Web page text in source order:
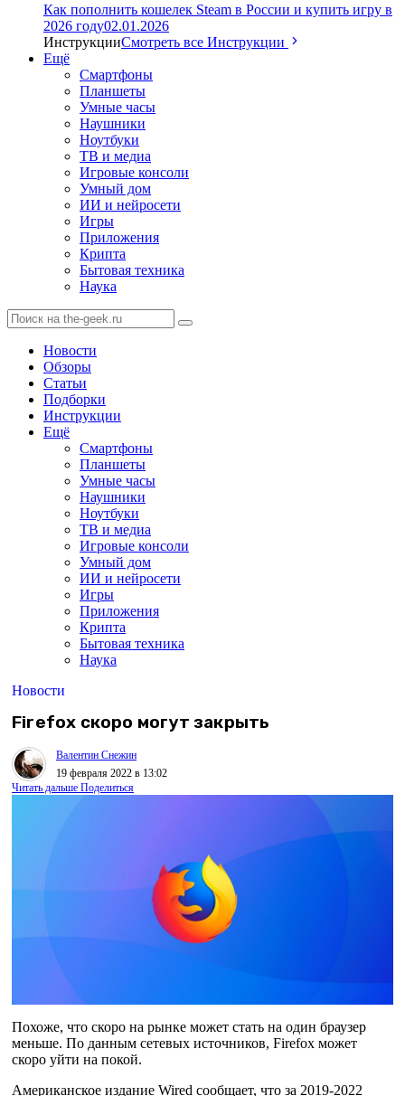
Как пополнить кошелек Steam в России и купить игру в
2026 году02.01.2026
ИнструкцииСмотреть все Инструкции
Ещё
Смартфоны
Планшеты
Умные часы
Наушники
Ноутбуки
ТВ и медиа
Игровые консоли
Умный дом
ИИ и нейросети
Игры
Приложения
Крипта
Бытовая техника
Наука
Новости
Обзоры
Статьи
Подборки
Инструкции
Ещё
Смартфоны
Планшеты
Умные часы
Наушники
Ноутбуки
ТВ и медиа
Игровые консоли
Умный дом
ИИ и нейросети
Игры
Приложения
Крипта
Бытовая техника
Наука
Новости
Firefox скоро могут закрыть
Валентин Снежин
19 февраля 2022 в 13:02
Читать дальше Поделиться
Похоже, что скоро на рынке может стать на один браузер
меньше. По данным сетевых источников, Firefox может
скоро уйти на покой.
Американское издание Wired сообщает, что за 2019-2022